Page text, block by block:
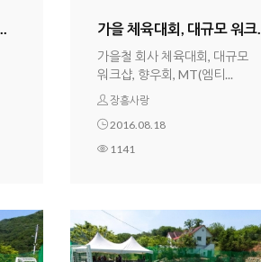
가을 체육대회, 대규모 워크...
가을철 회사 체육대회, 대규모
워크샵, 향우회, MT(엠티...
장흥사랑
2016.08.18
1141